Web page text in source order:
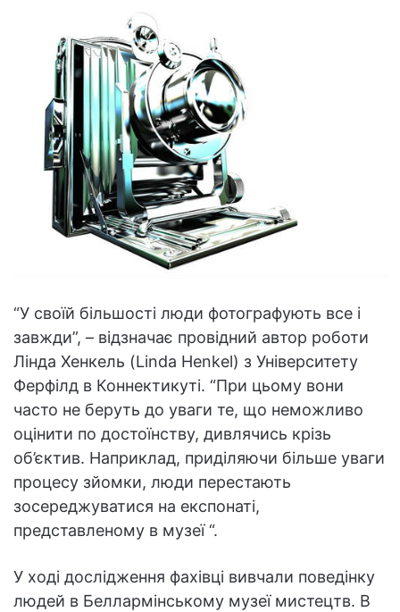
“У своїй більшості люди фотографують все і
завжди”, – відзначає провідний автор роботи
Лінда Хенкель (Linda Henkel) з Університету
Ферфілд в Коннектикуті. “При цьому вони
часто не беруть до уваги те, що неможливо
оцінити по достоїнству, дивлячись крізь
об’єктив. Наприклад, приділяючи більше уваги
процесу зйомки, люди перестають
зосереджуватися на експонаті,
представленому в музеї “.
У ході дослідження фахівці вивчали поведінку
людей в Беллармінському музеї мистецтв. В